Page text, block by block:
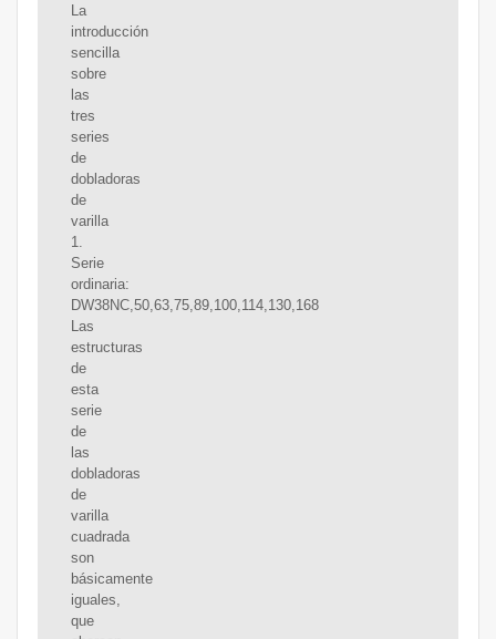
La
introducción
sencilla
sobre
las
tres
series
de
dobladoras
de
varilla
1.
Serie
ordinaria:
DW38NC,50,63,75,89,100,114,130,168
Las
estructuras
de
esta
serie
de
las
dobladoras
de
varilla
cuadrada
son
básicamente
iguales,
que